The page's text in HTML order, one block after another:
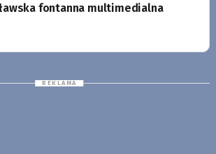
fontanna multimedialna